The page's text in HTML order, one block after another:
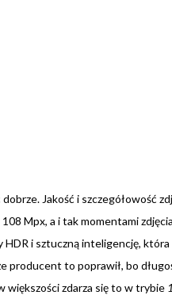
Jakość i szczegółowość
Mpx, a i tak momentami
i sztuczną inteligencję, która
producent to poprawił, bo
większości zdarza się to w trybie